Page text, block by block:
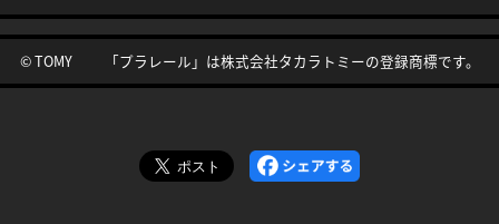
© TOMY 「プラレール」は株式会社タカラトミーの登録商標です。